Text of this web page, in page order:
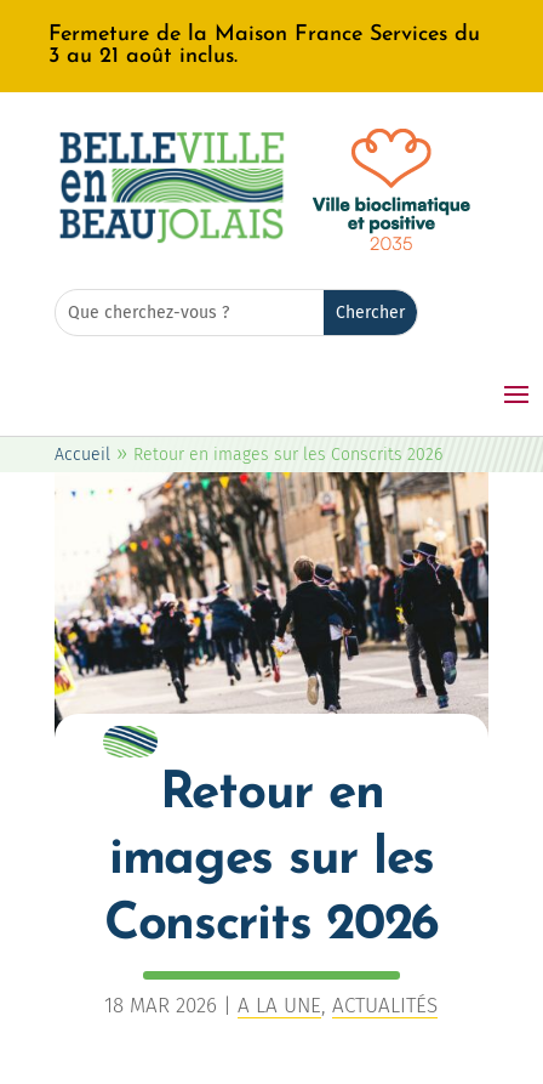
Fermeture de la Maison France Services du
3 au 21 août inclus.
Rechercher:
Search
for...
Accueil» Retour en images sur les Conscrits 2026
Retour en
images sur les
Conscrits 2026
18 MAR 2026 |A LA UNE,ACTUALITÉS